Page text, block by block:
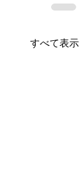
すべて表示